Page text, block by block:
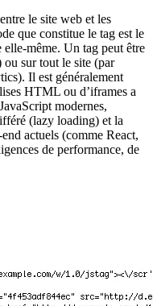
le site web et les
que constitue le tag est le
même. Un tag peut être
ou sur tout le site (par
Il est généralement
HTML ou d’iframes a
modernes,
(lazy loading) et la
actuels (comme React,
de performance, de